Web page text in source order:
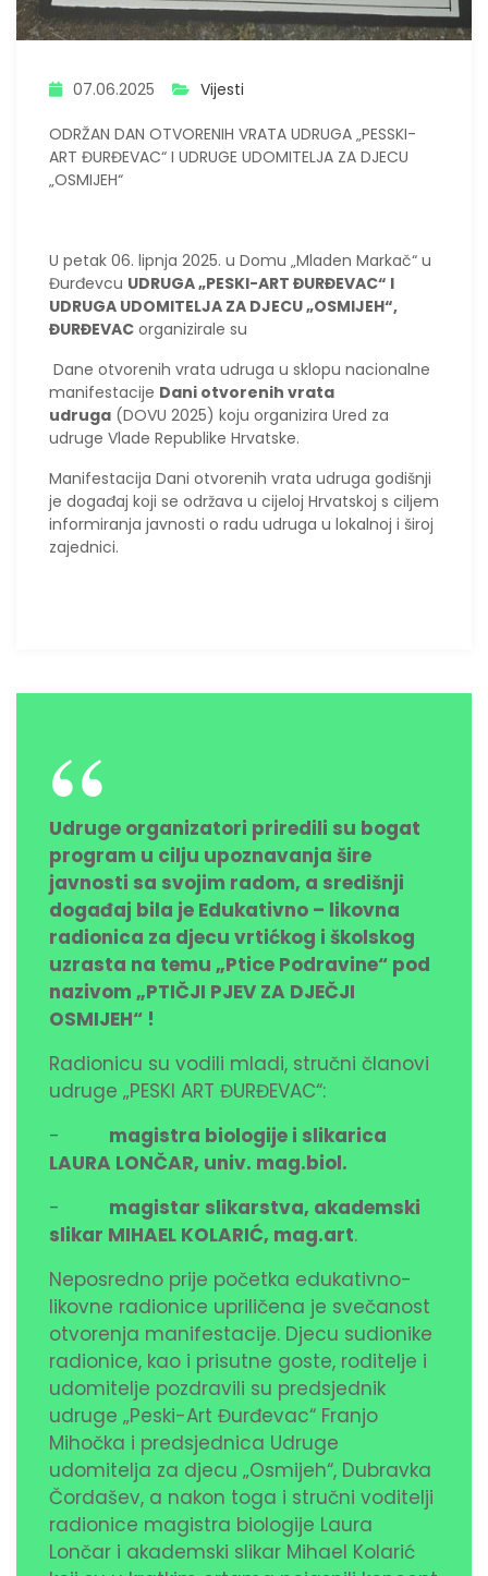
07.06.2025 Vijesti
ODRŽAN DAN OTVORENIH VRATA UDRUGA „PESSKI-
ART ĐURĐEVAC“ I UDRUGE UDOMITELJA ZA DJECU
„OSMIJEH“
U petak 06. lipnja 2025. u Domu „Mladen Markač“ u
Đurđevcu UDRUGA „PESKI-ART ĐURĐEVAC“ I
UDRUGA UDOMITELJA ZA DJECU „OSMIJEH“,
ĐURĐEVAC organizirale su
Dane otvorenih vrata udruga u sklopu nacionalne
manifestacije Dani otvorenih vrata
udruga (DOVU 2025) koju organizira Ured za
udruge Vlade Republike Hrvatske.
Manifestacija Dani otvorenih vrata udruga godišnji
je događaj koji se održava u cijeloj Hrvatskoj s ciljem
informiranja javnosti o radu udruga u lokalnoj i široj
zajednici.
Udruge organizatori priredili su bogat
program u cilju upoznavanja šire
javnosti sa svojim radom, a središnji
događaj bila je Edukativno – likovna
radionica za djecu vrtićkog i školskog
uzrasta na temu „Ptice Podravine“ pod
nazivom „PTIČJI PJEV ZA DJEČJI
OSMIJEH“ !
Radionicu su vodili mladi, stručni članovi
udruge „PESKI ART ĐURĐEVAC“:
- magistra biologije i slikarica
LAURA LONČAR, univ. mag.biol.
- magistar slikarstva, akademski
slikar MIHAEL KOLARIĆ, mag.art.
Neposredno prije početka edukativno-
likovne radionice upriličena je svečanost
otvorenja manifestacije. Djecu sudionike
radionice, kao i prisutne goste, roditelje i
udomitelje pozdravili su predsjednik
udruge „Peski-Art Đurđevac“ Franjo
Mihočka i predsjednica Udruge
udomitelja za djecu „Osmijeh“, Dubravka
Čordašev, a nakon toga i stručni voditelji
radionice magistra biologije Laura
Lončar i akademski slikar Mihael Kolarić